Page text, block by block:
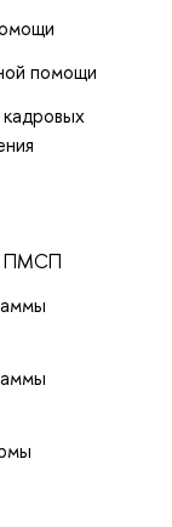
помощи
ПМСП